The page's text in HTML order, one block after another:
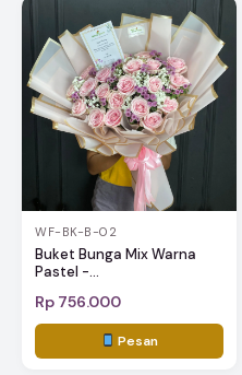
WF-BK-B-02
Buket Bunga Mix Warna
Pastel -...
Rp 756.000
Pesan